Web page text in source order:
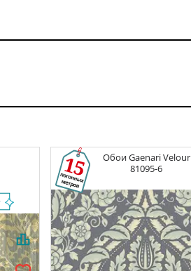
ОбоиGaenari Velour
81095-6